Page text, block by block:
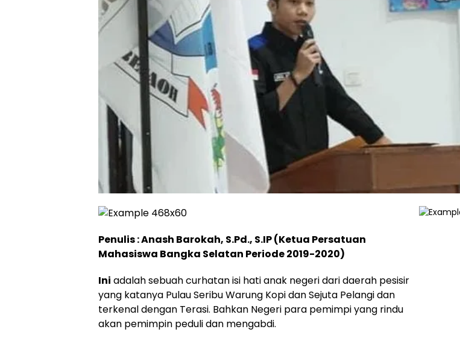
Penulis : Anash Barokah, S.Pd., S.IP (Ketua Persatuan
Mahasiswa Bangka Selatan Periode 2019-2020)
Ini adalah sebuah curhatan isi hati anak negeri dari daerah pesisir
yang katanya Pulau Seribu Warung Kopi dan Sejuta Pelangi dan
terkenal dengan Terasi. Bahkan Negeri para pemimpi yang rindu
akan pemimpin peduli dan mengabdi.